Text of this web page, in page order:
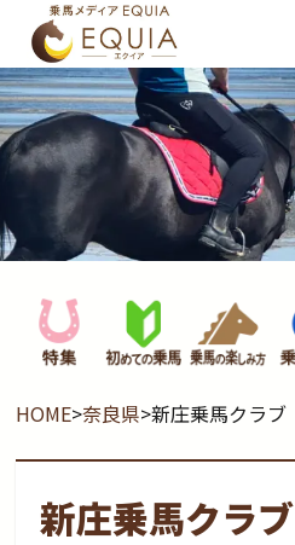
HOME>奈良県>新庄乗馬クラブ
新庄乗馬クラブ